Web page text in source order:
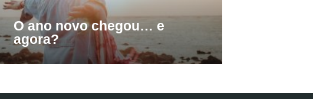
O ano novo chegou… e
agora?